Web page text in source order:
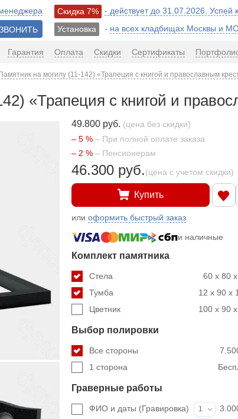
Скидка 7%
- действует до 31.07.2026. Успей
Установка
- на всех кладбищах Москвы и
Гарантия Оплата Скидки Сертификаты
Памятник на могилу (11-142) «Трапеция с книгой и православным
«Трапеция с книгой и
49.800 руб. (цена без скидки)
– 5 % – При полной оплате заказа
– 2 % – Пенсионерам
46.300 руб.(цена с учетом скидки)
Купить
илиоформить быстрый заказ
и наличные
Комплект памятника
60 x 80 x
Стела
12 x 90 x
Тумба
100 x 90 x
Цветник
Выбор полировки
Все стороны
1 сторона
Граверные работы
ФИО и даты (Гравировка) 1